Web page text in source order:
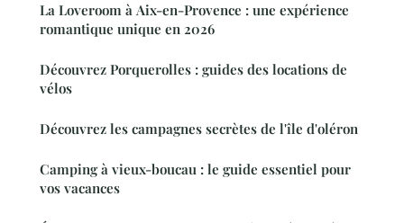
La Loveroom à Aix-en-Provence : une expérience
romantique unique en 2026
Découvrez Porquerolles : guides des locations de
vélos
Découvrez les campagnes secrètes de l'île d'oléron
Camping à vieux-boucau : le guide essentiel pour
vos vacances